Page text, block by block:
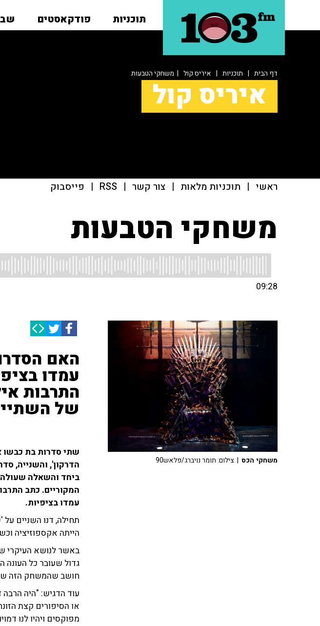
תוכניות פודקאסטים
דף הבית | תוכניות | איריס קול | משחקי הטבעות
איריס קול
ראשי | תוכניות מלאות | צור קשר |
RSS
| פייסבוק
משחקי הטבעות
09:28
האם
עמדו
התרבות
של
שתי סדרות בת
הדרקון', והשנייה,
ביחד והשאלה
המקוריים. כתב
עמדו בציפיות.
תחילה, דנו השניים
הייתה אקספוזיציה
באשר לנושא העיקרי
גדול שעובר כל
חושב שהמשחק הזה
עוד הדגיש: "היה הרבה
או הסיפורים קצת
מפוקסים ויהיו לנו
משחקי הכס | צילום: תומר נויברג/פלאש90